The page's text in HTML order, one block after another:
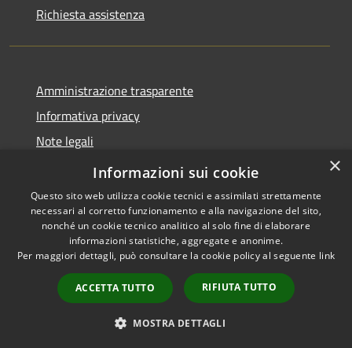
Richiesta assistenza
Amministrazione trasparente
Informativa privacy
Note legali
Dichiarazione di accessibilità
Accessibilità
Copyright © 2026 • Comune di
Longare • Powered by
Municipium•
Accesso
redazione
×
Informazioni sui cookie
Questo sito web utilizza cookie tecnici e assimilati strettamente
necessari al corretto funzionamento e alla navigazione del sito,
nonché un cookie tecnico analitico al solo fine di elaborare
informazioni statistiche, aggregate e anonime.
Per maggiori dettagli, può consultare la cookie policy al seguente link
ACCETTA TUTTO RIFIUTA TUTTO
MOSTRA DETTAGLI